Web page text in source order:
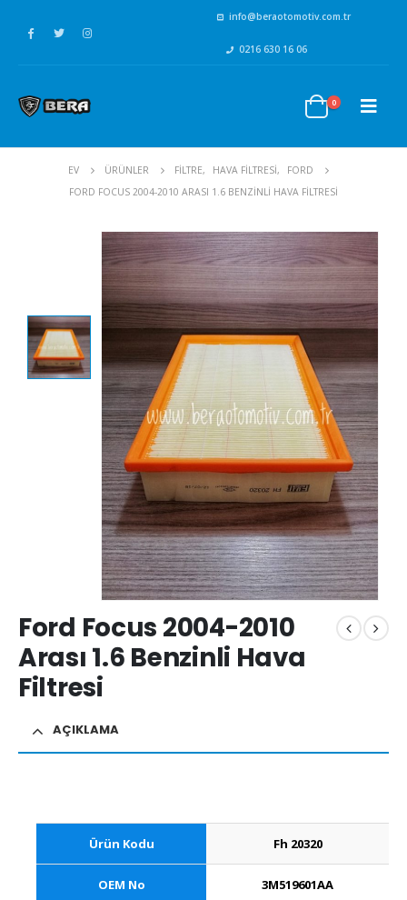
info@beraotomotiv.com.tr
0216 630 16 06
0
EV ÜRÜNLER FİLTRE, HAVA FİLTRESİ,
FORD
FORD FOCUS 2004-2010 ARASI 1.6 BENZINLI HAVA FILTRESI
Ford Focus 2004-2010
Arası 1.6 Benzinli Hava
Filtresi
AÇIKLAMA
Ürün Kodu Fh 20320
OEM No 3M519601AA